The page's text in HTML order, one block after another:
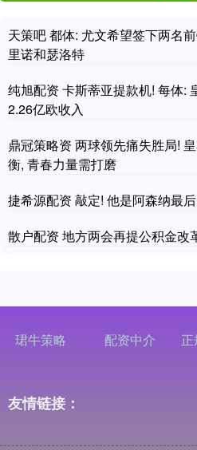
天策吧 都体: 尤文希望签下两名
里诺和瑟洛特
纯旭配资 卡斯蒂亚提款机! 每体:
2.26亿欧收入
鼎冠策略资 两球领先痛失胜局!
衡, 青春力量需打磨
捷希源配资 敲定! 他是阿森纳最
散户配资 地方两会再提公积金改
珺牛策略 配资中介
友情链接：